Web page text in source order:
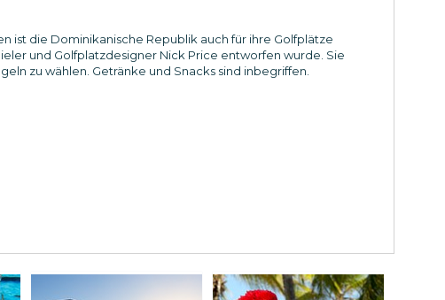
ist die Dominikanische Republik auch für ihre Golfplätze
und Golfplatzdesigner Nick Price entworfen wurde. Sie
zu wählen. Getränke und Snacks sind inbegriffen.